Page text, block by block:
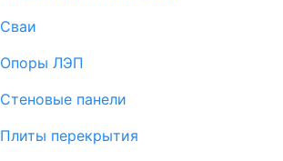
Сваи
Опоры ЛЭП
Стеновые панели
Плиты перекрытия